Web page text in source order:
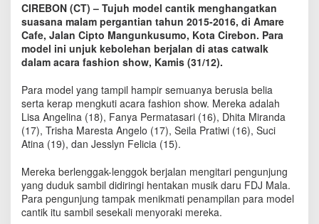
a
n
t
i
k
a
n
g
a
t
k
a
n
P
e
r
CIREBON (CT) – Tujuh model cantik menghangatkan
suasana malam pergantian tahun 2015-2016, di Amare
Cafe, Jalan Cipto Mangunkusumo, Kota Cirebon. Para
model ini unjuk kebolehan berjalan di atas catwalk
dalam acara fashion show, Kamis (31/12).
Para model yang tampil hampir semuanya berusia belia
serta kerap mengkuti acara fashion show. Mereka adalah
Lisa Angelina (18), Fanya Permatasari (16), Dhita Miranda
(17), Trisha Maresta Angelo (17), Seila Pratiwi (16), Suci
Atina (19), dan Jesslyn Felicia (15).
Mereka berlenggak-lenggok berjalan mengitari pengunjung
yang duduk sambil didiringi hentakan musik daru FDJ Mala.
Para pengunjung tampak menikmati penampilan para model
cantik itu sambil sesekali menyoraki mereka.